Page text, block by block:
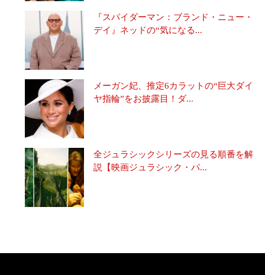
『スパイダーマン：ブランド・ニュー・
デイ』ネッドの“気になる...
メーガン妃、推定6カラットの“巨大ダイ
ヤ指輪”をお披露目！ダ...
全ジュラシックシリーズの見る順番を解
説【映画ジュラシック・パ...